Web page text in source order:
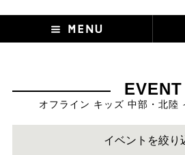
EVENT
オフライン キッズ 中部・北陸
イベントを絞り